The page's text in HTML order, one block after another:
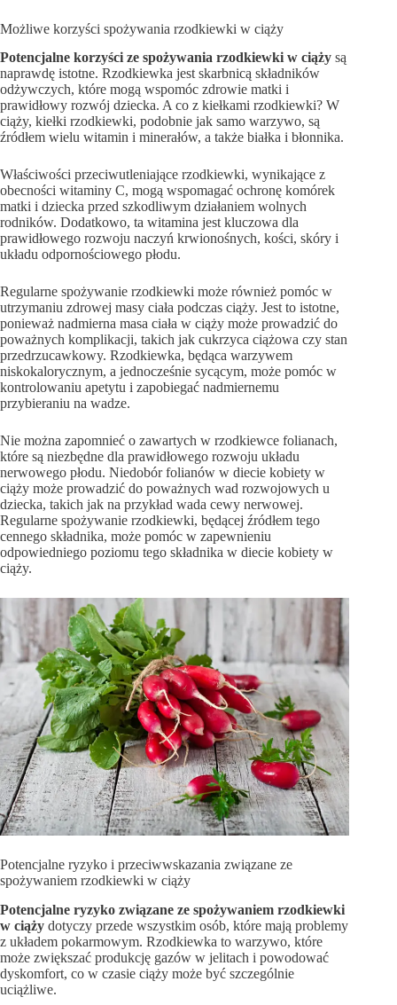
Możliwe korzyści spożywania rzodkiewki w ciąży
Potencjalne korzyści ze spożywania rzodkiewki w ciąży są
naprawdę istotne. Rzodkiewka jest skarbnicą składników
odżywczych, które mogą wspomóc zdrowie matki i
prawidłowy rozwój dziecka. A co z kiełkami rzodkiewki? W
ciąży, kiełki rzodkiewki, podobnie jak samo warzywo, są
źródłem wielu witamin i minerałów, a także białka i błonnika.
Właściwości przeciwutleniające rzodkiewki, wynikające z
obecności witaminy C, mogą wspomagać ochronę komórek
matki i dziecka przed szkodliwym działaniem wolnych
rodników. Dodatkowo, ta witamina jest kluczowa dla
prawidłowego rozwoju naczyń krwionośnych, kości, skóry i
układu odpornościowego płodu.
Regularne spożywanie rzodkiewki może również pomóc w
utrzymaniu zdrowej masy ciała podczas ciąży. Jest to istotne,
ponieważ nadmierna masa ciała w ciąży może prowadzić do
poważnych komplikacji, takich jak cukrzyca ciążowa czy stan
przedrzucawkowy. Rzodkiewka, będąca warzywem
niskokalorycznym, a jednocześnie sycącym, może pomóc w
kontrolowaniu apetytu i zapobiegać nadmiernemu
przybieraniu na wadze.
Nie można zapomnieć o zawartych w rzodkiewce folianach,
które są niezbędne dla prawidłowego rozwoju układu
nerwowego płodu. Niedobór folianów w diecie kobiety w
ciąży może prowadzić do poważnych wad rozwojowych u
dziecka, takich jak na przykład wada cewy nerwowej.
Regularne spożywanie rzodkiewki, będącej źródłem tego
cennego składnika, może pomóc w zapewnieniu
odpowiedniego poziomu tego składnika w diecie kobiety w
ciąży.
Potencjalne ryzyko i przeciwwskazania związane ze
spożywaniem rzodkiewki w ciąży
Potencjalne ryzyko związane ze spożywaniem rzodkiewki
w ciąży dotyczy przede wszystkim osób, które mają problemy
z układem pokarmowym. Rzodkiewka to warzywo, które
może zwiększać produkcję gazów w jelitach i powodować
dyskomfort, co w czasie ciąży może być szczególnie
uciążliwe.